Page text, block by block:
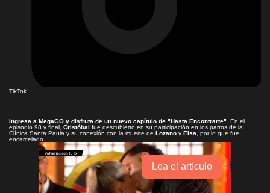
TikTok
Ingresa a MegaGO y disfruta de un nuevo capítulo de "Hasta Encontrarte"
En el
episodio 98 y final, Cristóbal fue descubierto en su participación en los partos de la
Clínica Santa Paula y su conexión con la muerte de Lozano y Elsa , por lo que fue
encarcelado.
Lea el artículo